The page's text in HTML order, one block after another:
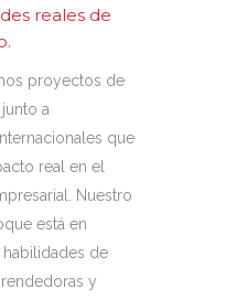
reales de
proyectos de
a
que
real en el
Nuestro
está en
de
y